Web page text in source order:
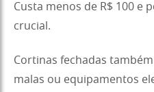
Custa menos de R$ 100 e
crucial.
Cortinas fechadas
malas ou equipamentos